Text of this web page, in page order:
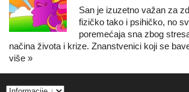
San je izuzetno važan za
fizičko tako i psihičko, no
poremećaja sna zbog
načina života i krize. Znanstvenici koji se
više »